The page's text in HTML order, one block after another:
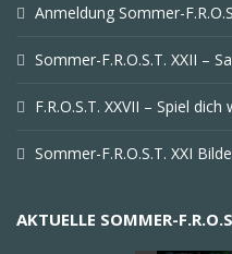
Anmeldung Sommer-
Sommer-F.R.O.S.T. XXII –
F.R.O.S.T. XXVII – Spiel dich
Sommer-F.R.O.S.T. XXI
AKTUELLE SOMMER-